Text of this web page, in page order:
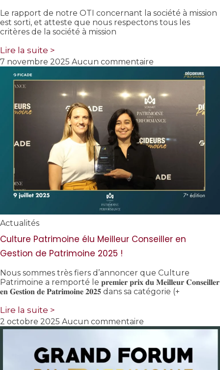
Le rapport de notre OTI concernant la société à mission
est sorti, et atteste que nous respectons tous les
critères de la société à mission
Lire la suite >
7 novembre 2025 Aucun commentaire
Actualités
Culture Patrimoine élu Meilleur Conseiller en
Gestion de Patrimoine 2025 !
Nous sommes très fiers d’annoncer que Culture
Patrimoine a remporté le 𝐩𝐫𝐞𝐦𝐢𝐞𝐫 𝐩𝐫𝐢𝐱 𝐝𝐮 𝐌𝐞𝐢𝐥𝐥𝐞𝐮𝐫 𝐂𝐨𝐧𝐬𝐞𝐢𝐥𝐥𝐞𝐫
𝐞𝐧 𝐆𝐞𝐬𝐭𝐢𝐨𝐧 𝐝𝐞 𝐏𝐚𝐭𝐫𝐢𝐦𝐨𝐢𝐧𝐞 𝟐𝟎𝟐𝟓 dans sa catégorie (+
Lire la suite >
2 octobre 2025 Aucun commentaire